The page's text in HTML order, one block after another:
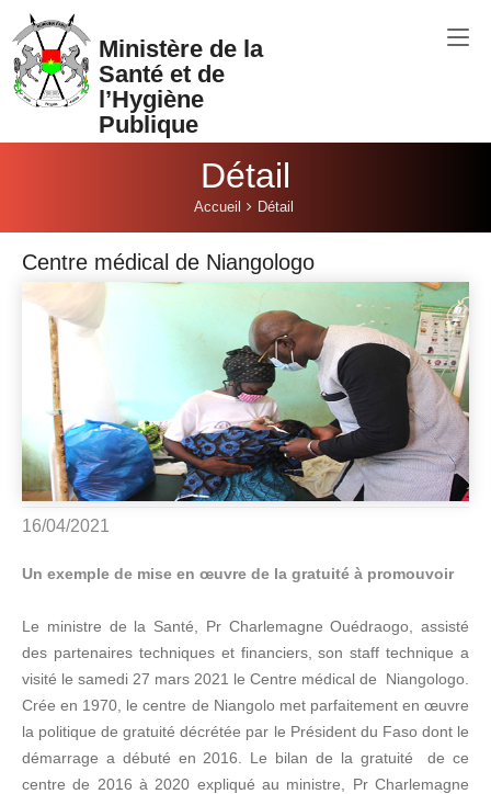
Aller au contenu principal
Ministère de la
Santé et de
l’Hygiène
Publique
Détail
Accueil Détail
Centre médical de Niangologo
16/04/2021
Un exemple de mise en œuvre de la gratuité à promouvoir
Le ministre de la Santé, Pr Charlemagne Ouédraogo, assisté
des partenaires techniques et financiers, son staff technique a
visité le samedi 27 mars 2021 le Centre médical de Niangologo.
Crée en 1970, le centre de Niangolo met parfaitement en œuvre
la politique de gratuité décrétée par le Président du Faso dont le
démarrage a débuté en 2016. Le bilan de la gratuité de ce
centre de 2016 à 2020 expliqué au ministre, Pr Charlemagne